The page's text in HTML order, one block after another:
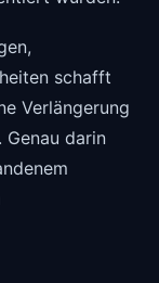
schafft
Verlängerung
darin